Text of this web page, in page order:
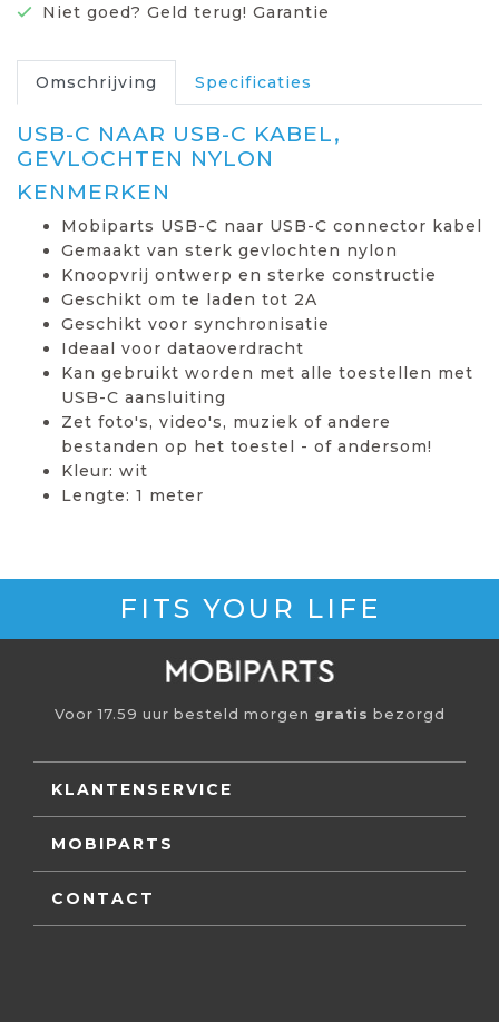
Niet goed? Geld terug! Garantie
Omschrijving Specificaties
USB-C NAAR USB-C KABEL,
GEVLOCHTEN NYLON
KENMERKEN
Mobiparts USB-C naar USB-C connector kabel
Gemaakt van sterk gevlochten nylon
Knoopvrij ontwerp en sterke constructie
Geschikt om te laden tot 2A
Geschikt voor synchronisatie
Ideaal voor dataoverdracht
Kan gebruikt worden met alle toestellen met
USB-C aansluiting
Zet foto's, video's, muziek of andere
bestanden op het toestel - of andersom!
Kleur: wit
Lengte: 1 meter
FITS YOUR LIFE
Voor 17.59 uur besteld morgen gratis bezorgd
KLANTENSERVICE
MOBIPARTS
CONTACT